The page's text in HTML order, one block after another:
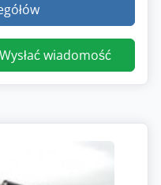
Wysłać wiadomość